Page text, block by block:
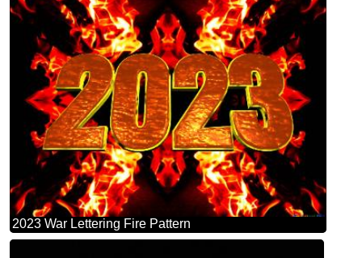
2023 War Lettering Fire Pattern